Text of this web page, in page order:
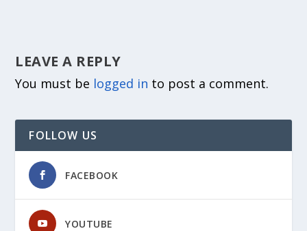
LEAVE A REPLY
You must be logged in to post a comment.
FOLLOW US
FACEBOOK
YOUTUBE